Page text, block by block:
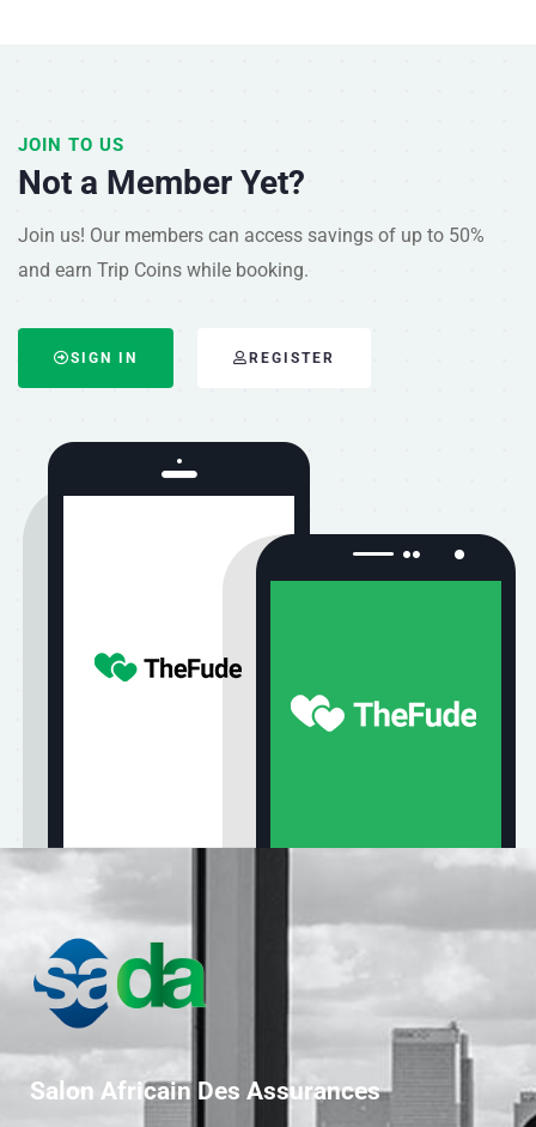
JOIN TO US
Not a Member Yet?
Join us! Our members can access savings of up to 50%
and earn Trip Coins while booking.
SIGN IN REGISTER
Salon Africain Des Assurances